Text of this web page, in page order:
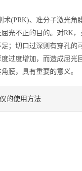
(PRK)、准分子激光角
光不正的目的。对RK
；切口过深则有穿孔的
过度增加，而造成屈光
膜，具有重要的意义。
的使用方法